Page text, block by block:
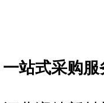
一站式采购服